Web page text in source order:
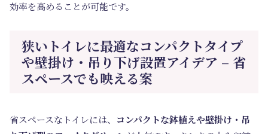
効率を高めることが可能です。
狭いトイレに最適なコンパクトタイプ
や壁掛け・吊り下げ設置アイデア – 省
スペースでも映える案
省スペースなトイレには、 コンパクトな鉢植えや壁掛け・吊